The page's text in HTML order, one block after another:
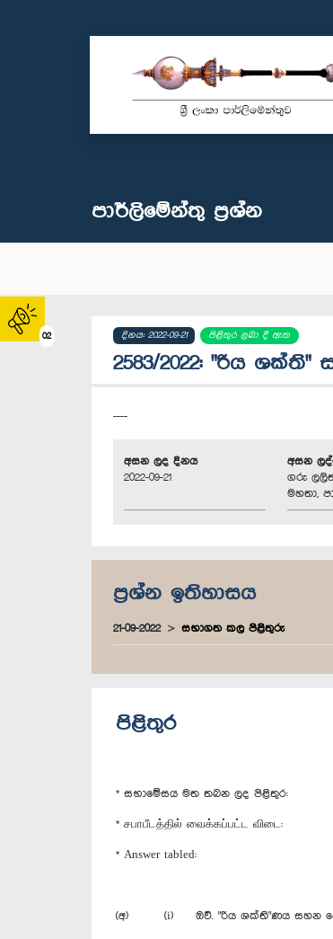
02
පාර්ලි‌මේන්තු‌ ප්‍රශ්න
දිනය: 2022-09-21 පිළිතුර ලබා දී ඇත
2583/2022: "රිය
----
අසන ලද දිනය
2022-09-21
අසන
ගරු
මහතා,
ප්‍රශ්න ඉතිහාසය
21-09-2022 සභාගත කල පිළිතුරු
පිළිතුර
* සභාමේසය මත තබන ලද පිළිතුර:
* சபாபீடத்தில் வைக்கப்பட்ட விடை:
* Answer tabled:
(අ) (i) ඔව්. "රිය ශක්ති"ණය සහන ‍යෝජනා